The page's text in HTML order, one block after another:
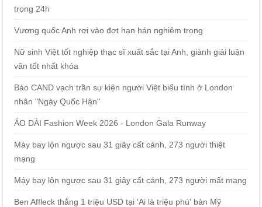
trong 24h
Vương quốc Anh rơi vào đợt hạn hán nghiêm trọng
Nữ sinh Việt tốt nghiệp thạc sĩ xuất sắc tại Anh, giành giải luận
văn tốt nhất khóa
Báo CAND vạch trần sự kiện người Việt biểu tình ở London
nhân "Ngày Quốc Hận"
ÁO DÀI Fashion Week 2026 - London Gala Runway
Máy bay lộn ngược sau 31 giây cất cánh, 273 người thiệt
mạng
Máy bay lộn ngược sau 31 giây cất cánh, 273 người mất mạng
Ben Affleck thắng 1 triệu USD tại 'Ai là triệu phú' bản Mỹ